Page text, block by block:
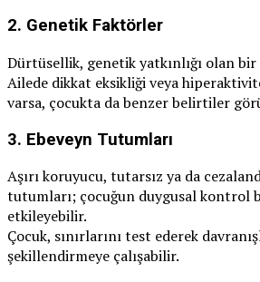
2. Genetik Faktörler
Dürtüsellik, genetik yatkınlığı olan
Ailede dikkat eksikliği veya
varsa, çocukta da benzer belirtiler
3. Ebeveyn Tutumları
Aşırı koruyucu, tutarsız ya da
tutumları; çocuğun duygusal kontrol
etkileyebilir.
Çocuk, sınırlarını test ederek
şekillendirmeye çalışabilir.